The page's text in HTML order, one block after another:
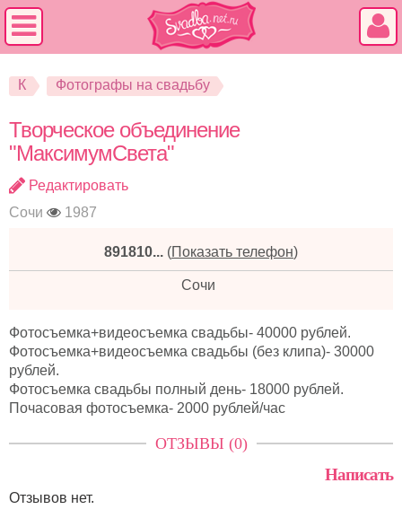
К Фотографы на свадьбу
Творческое объединение
"МаксимумСвета"
Редактировать
Сочи
1987
891810... (Показать телефон)
Сочи
Фотосъемка+видеосъемка свадьбы- 40000 рублей.
Фотосъемка+видеосъемка свадьбы (без клипа)- 30000
рублей.
Фотосъемка свадьбы полный день- 18000 рублей.
Почасовая фотосъемка- 2000 рублей/час
ОТЗЫВЫ (0)
Написать
Отзывов нет.